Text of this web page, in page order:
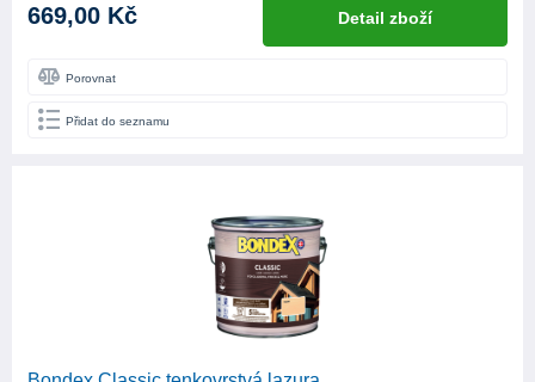
669,00 Kč Detail zboží
Porovnat
Přidat do seznamu